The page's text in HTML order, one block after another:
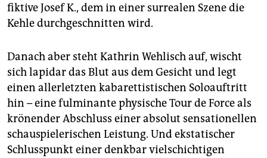
fiktive Josef K., dem in einer surrealen Szene die
Kehle durchgeschnitten wird.
Danach aber steht Kathrin Wehlisch auf, wischt
sich lapidar das Blut aus dem Gesicht und legt
einen allerletzten kabarettistischen Soloauftritt
hin – eine fulminante physische Tour de Force als
krönender Abschluss einer absolut sensationellen
schauspielerischen Leistung. Und ekstatischer
Schlusspunkt einer denkbar vielschichtigen